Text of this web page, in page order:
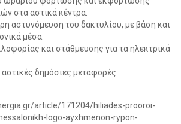
στα αστικά κέντρα.
αστυνόμευση του δακτυλίου, με βάση και
μέσα.
και στάθμευσης για τα ηλεκτρικά
δημόσιες μεταφορές.
article/171204/hiliades-prooroi-
logo-ayxhmenon-rypon-